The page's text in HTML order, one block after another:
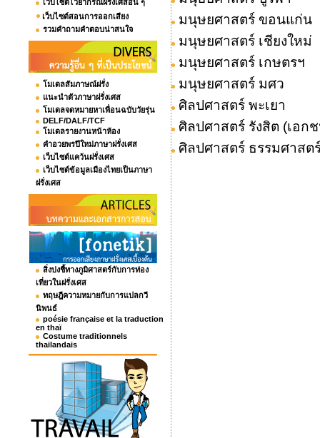
เว็บไซต์ไวยากรณ์ฝรั่งเศสอื่น ๆ
เว็บไซต์สอนการออกเสียง
รวมคำถามคำตอบน่าสนใจ
โมเดลสัมภาษณ์ฝรั่ง
แนะนำตัวภาษาฝรั่งเศส
โมเดลจดหมายหาเพื่อนฉบับวัยรุ่น
DELF/DALF/TCF
โมเดลรายงานหน้าห้อง
คำอวยพรปีใหม่ภาษาฝรั่งเศส
เว็บไซต์แคว้นฝรั่งเศส
เว็บไซต์ข้อมูลเมืองไทยเป็นภาษา
ฝรั่งเศส
สิ่งบ่งชี้ทางภูมิศาสตร์กับการท่อง
เที่ยวในฝรั่งเศส
ทฤษฎีความหมายกับการแปลกวี
นิพนธ์
poésie française et la traduction
en thaï
Costume traditionnels
thailandais
มนุษยศาสตร์ ขอนแก่น
มนุษยศาสตร์ เชียงใหม่
มนุษยศาสตร์ เกษตรฯ
มนุษยศาสตร์ มศว
ศิลปศาสตร์ พะเยา
ศิลปศาสตร์ รังสิต (เอก
ศิลปศาสตร์ ธรรมศาสต